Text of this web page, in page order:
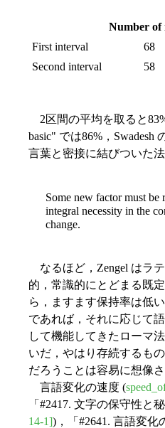
Number of
First interval
68
Second interval
58
2区間の平均を取ると
basic" では86%，
言葉と密接に結びついた
Some new factor must
integral necessity in the
change.
なるほど，Zengel はラ
的，常識的にとどまる既
ら，ますます保持率は低
であれば，それに応じて
して機能してきたローマ
いだ，やはり存続するも
だろうことは容易に想像
言語変化の速度 (
「#2417. 文字の保守性と
14-1])，「#2641. 言語変化